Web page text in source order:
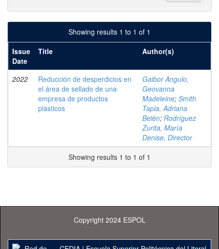
Showing results 1 to 1 of 1
Issue
Date
Title Author(s)
2022
Reducción de desperdicios en
el área de sellado de una
empresa de productos
plásticos
Gaibor Angulo,
Geovanna
Madeleine; Smith
Tapia, Adriana
Belén; Rodríguez
Zurita, María
Denise, Director
Showing results 1 to 1 of 1
Copyright 2024 ESPOL